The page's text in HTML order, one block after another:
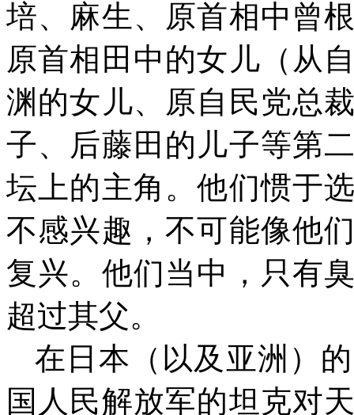
培、麻生、原首相中曾
原首相田中的女儿（从
渊的女儿、原自民党总
子、后藤田的儿子等第
坛上的主角。他们惯于
不感兴趣，不可能像他
复兴。他们当中，只有
超过其父。
在日本（以及亚洲）
国人民解放军的坦克对